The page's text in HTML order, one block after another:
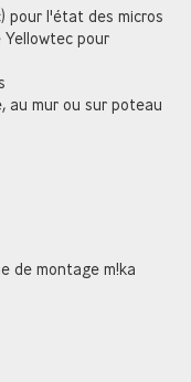
pour l'état des micros
Yellowtec pour
au mur ou sur poteau
de montage m!ka